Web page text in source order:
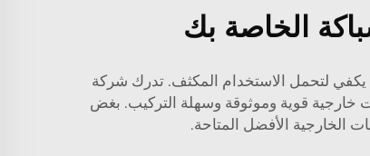
الخاصة بك
يكفي لتحمل الاستخدام المكثف. تدرك شركة
خارجية قوية وموثوقة وسهلة التركيب. بغض
الخارجية الأفضل المتاحة.